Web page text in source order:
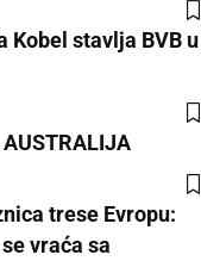
Kobel stavlja BVB u
trese Evropu:
vraća sa